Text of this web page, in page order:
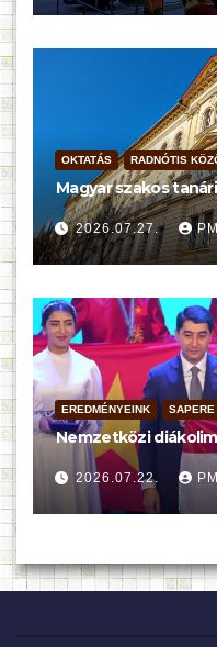
OKTATÁS RADNÓTIS
Magyar szakos
2026.07.27.
EREDMÉNYEINK SAPERE
Nemzetközi
2026.07.22. PM